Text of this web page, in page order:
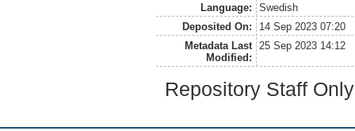
Language:
Swedish
Deposited On:
14 Sep 2023 07:20
Metadata Last
Modified:
25 Sep 2023 14:12
Repository Staff